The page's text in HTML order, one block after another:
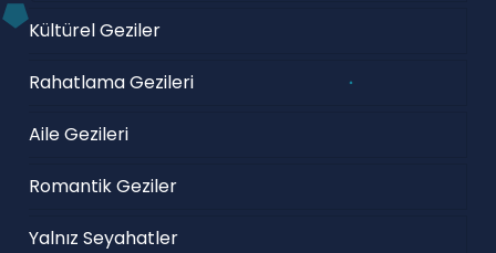
Kültürel Geziler
Rahatlama Gezileri
Aile Gezileri
Romantik Geziler
Yalnız Seyahatler